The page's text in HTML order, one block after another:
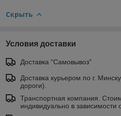
Скрыть
Условия доставки
Доставка "Самовывоз"
Доставка курьером по г.
дороги).
Транспортная компания.
индивидуально в зависимости